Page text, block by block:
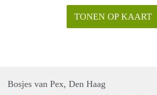
TONEN OP KAART
Bosjes van Pex, Den Haag